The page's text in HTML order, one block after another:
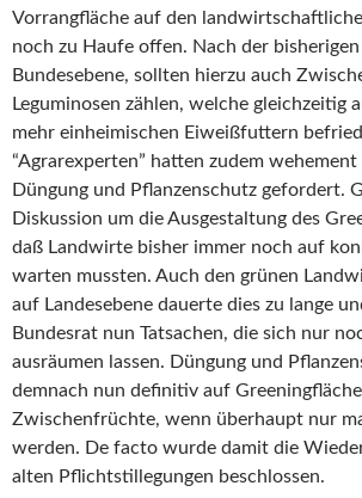
Vorrangfläche auf den
noch zu Haufe offen. Nach der
Bundesebene, sollten hierzu auch
Leguminosen zählen, welche gleichzeitig
mehr einheimischen Eiweißfuttern
“Agrarexperten” hatten zudem
Düngung und Pflanzenschutz gefordert.
Diskussion um die Ausgestaltung des
daß Landwirte bisher immer noch auf
warten mussten. Auch den grünen
auf Landesebene dauerte dies zu lange
Bundesrat nun Tatsachen, die sich nur
ausräumen lassen. Düngung und
demnach nun definitiv auf
Zwischenfrüchte, wenn überhaupt nur
werden. De facto wurde damit die
alten Pflichtstillegungen beschlossen.